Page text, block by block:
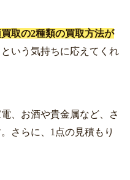
取の2種類の買取方法が
という気持ちに応えてくれ
、お酒や貴金属など、さ
さらに、1点の見積もり